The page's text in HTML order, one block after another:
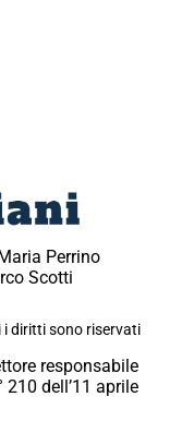
Perrino
Scotti
i diritti sono riservati
responsabile
dell’11 aprile